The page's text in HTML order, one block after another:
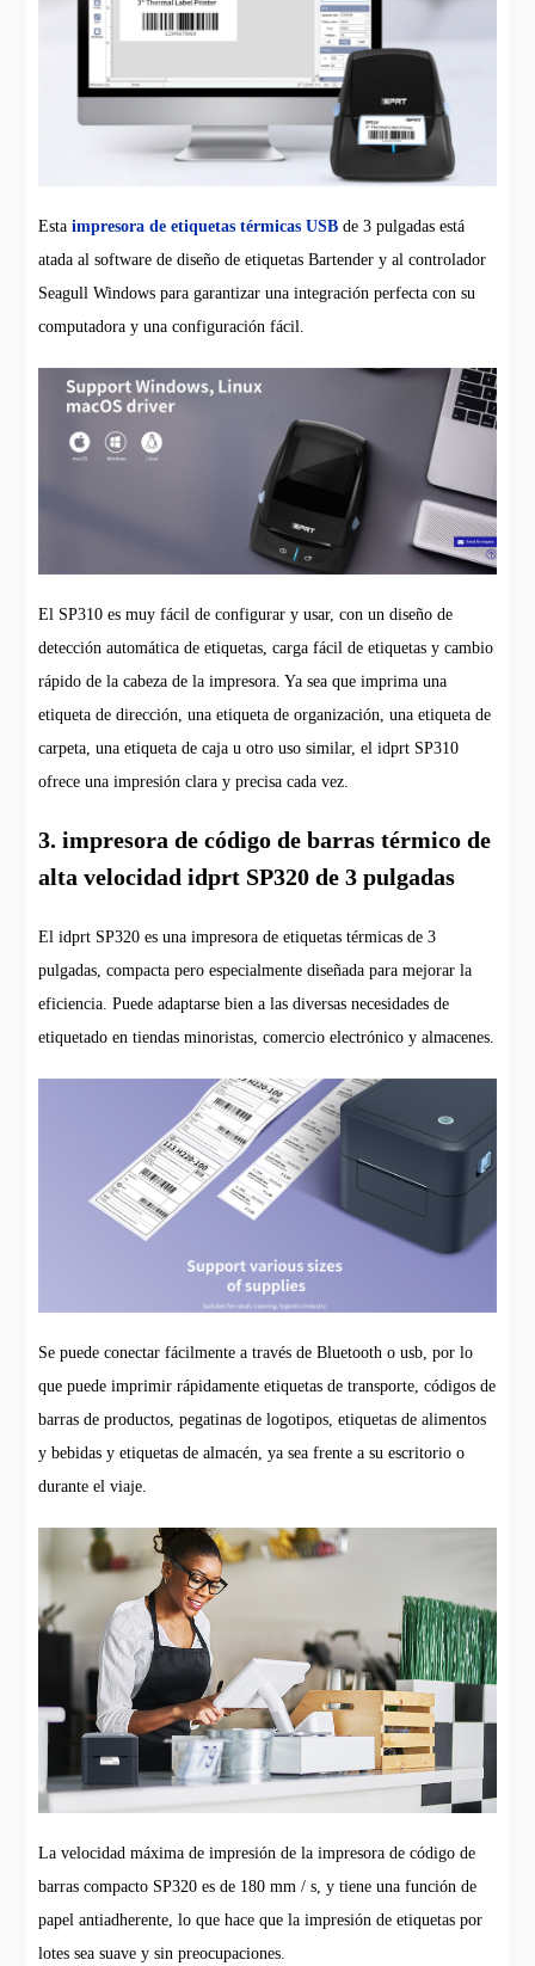
Estaimpresora de etiquetas térmicas USB de 3 pulgadas está
atada al software de diseño de etiquetas Bartender y al controlador
Seagull Windows para garantizar una integración perfecta con su
computadora y una configuración fácil.
El SP310 es muy fácil de configurar y usar, con un diseño de
detección automática de etiquetas, carga fácil de etiquetas y cambio
rápido de la cabeza de la impresora. Ya sea que imprima una
etiqueta de dirección, una etiqueta de organización, una etiqueta de
carpeta, una etiqueta de caja u otro uso similar, el idprt SP310
ofrece una impresión clara y precisa cada vez.
3. impresora de código de barras térmico de
alta velocidad idprt SP320 de 3 pulgadas
El idprt SP320 es una impresora de etiquetas térmicas de 3
pulgadas, compacta pero especialmente diseñada para mejorar la
eficiencia. Puede adaptarse bien a las diversas necesidades de
etiquetado en tiendas minoristas, comercio electrónico y almacenes.
Se puede conectar fácilmente a través de Bluetooth o usb, por lo
que puede imprimir rápidamente etiquetas de transporte, códigos de
barras de productos, pegatinas de logotipos, etiquetas de alimentos
y bebidas y etiquetas de almacén, ya sea frente a su escritorio o
durante el viaje.
La velocidad máxima de impresión de la impresora de código de
barras compacto SP320 es de 180 mm / s, y tiene una función de
papel antiadherente, lo que hace que la impresión de etiquetas por
lotes sea suave y sin preocupaciones.